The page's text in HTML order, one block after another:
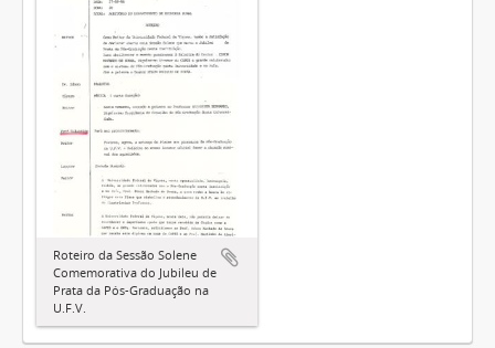
Roteiro da Sessão Solene
Comemorativa do Jubileu de
Prata da Pós-Graduação na
U.F.V.